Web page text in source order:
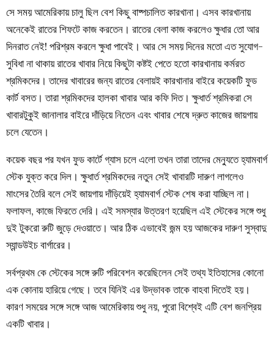
সে সময় আমেরিকায় চালু ছিল বেশ কিছু বাষ্পচালিত কারখানা। এসব কারখানায়
অনেকেই রাতের শিফটে কাজ করতেন। রাতের বেলা কাজ করলেও ক্ষুধার তো আর
দিনরাত নেই! পরিশ্রম করলে ক্ষুধা পাবেই। আর সে সময় দিনের মতো এত সুযোগ-
সুবিধা না থাকায় রাতের খাবার নিয়ে কিছুটা কষ্টই পেতে হতো কারখানায় কর্মরত
শ্রমিকদের। তাদের খাবারের জন্য রাতের বেলায়ই কারখানার বাইরে কয়েকটি ফুড
কার্ট বসত। তারা শ্রমিকদের হালকা খাবার আর কফি দিত। ক্ষুধার্ত শ্রমিকরা সে
খাবারটুকুই জানালার বাইরে দাঁড়িয়ে নিতেন এবং খাবার শেষে দ্রুত কাজের জায়গায়
চলে যেতেন।
কয়েক বছর পর যখন ফুড কার্টে গ্যাস চলে এলো তখন তারা তাদের মেন্যুতে হ্যামবার্গ
স্টেক যুক্ত করে দিল। ক্ষুধার্ত শ্রমিকদের নতুন সেই খাবারটি দারুণ লাগলেও
মাংসের তৈরি বলে সেই জায়গায় দাঁড়িয়েই হ্যামবার্গ স্টেক শেষ করা যাচ্ছিল না।
ফলাফল, কাজে ফিরতে দেরি। এই সমস্যার উত্তরণ হয়েছিল এই স্টেকের সঙ্গে শুধু
দুই টুকরো রুটি জুড়ে দেওয়াতে। আর ঠিক এভাবেই জন্ম হয় আজকের দারুণ সুস্বাদু
স্যান্ডউইচ বার্গারের।
সর্বপ্রথম কে স্টেকের সঙ্গে রুটি পরিবেশন করেছিলেন সেই তথ্য ইতিহাসের কোনো
এক কোনায় হারিয়ে গেছে। তবে যিনিই এর উদ্ভাবক তাকে বাহবা দিতেই হয়।
কারণ সময়ের সঙ্গে সঙ্গে আজ আমেরিকায় শুধু নয়, পুরো বিশ্বেই এটি বেশ জনপ্রিয়
একটি খাবার।